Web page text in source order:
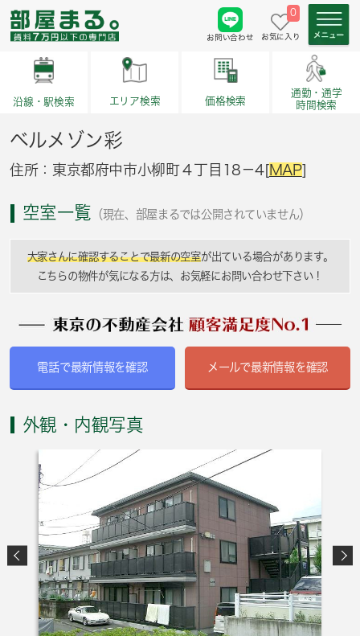
お問い合わせ
0
お気に入り
沿線・駅検索 エリア検索 価格検索
通勤・通学
時間検索
ベルメゾン彩
住所：東京都府中市小柳町４丁目18－4[MAP]
空室一覧 （現在、部屋まるでは公開されていません）
大家さんに確認することで最新の空室が出ている場合があります。
こちらの物件が気になる方は、お気軽にお問い合わせ下さい！
電話で最新情報を確認 メールで最新情報を確認
外観・内観写真